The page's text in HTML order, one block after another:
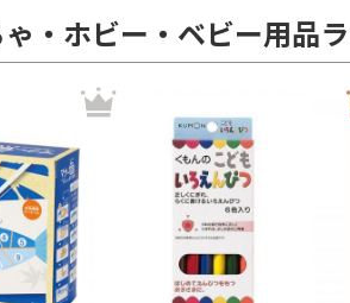
・ホビー・ベビー用品